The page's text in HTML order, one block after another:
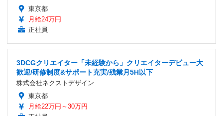
東京都
月給24万円
正社員
3DCGクリエイター「未経験から」クリエイターデビュー大
歓迎/研修制度&サポート充実/残業月5H以下
株式会社ネクストデザイン
東京都
月給22万円～30万円